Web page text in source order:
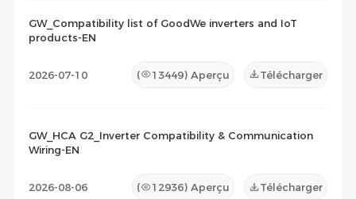
Liste de compatibilité
Document de maintenance(0) Autres(0)
GW_Compatibility list of GoodWe inverters and IoT
products-EN
2026-07-10 ( 13449) Aperçu Télécharger
GW_HCA G2_Inverter Compatibility & Communication
Wiring-EN
2026-08-06 ( 12936) Aperçu Télécharger